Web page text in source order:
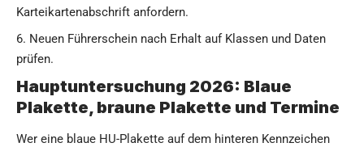
Karteikartenabschrift anfordern.
Neuen Führerschein nach Erhalt auf Klassen und Daten
prüfen.
Hauptuntersuchung 2026: Blaue
Plakette, braune Plakette und Termine
Wer eine blaue HU-Plakette auf dem hinteren Kennzeichen